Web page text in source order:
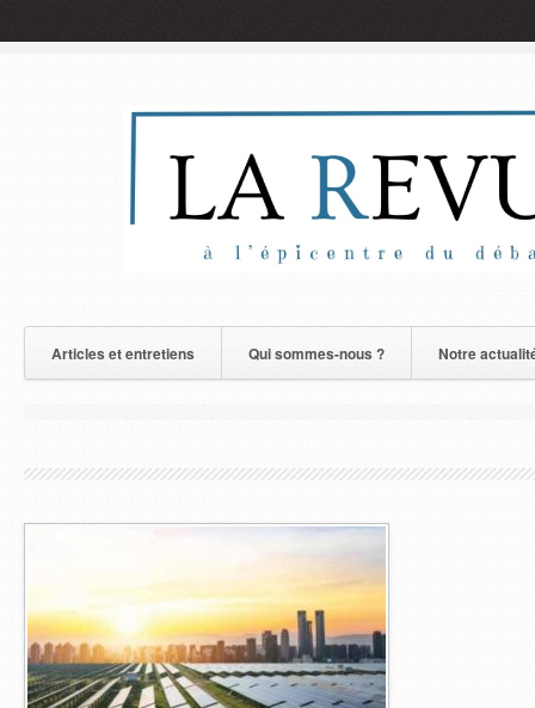
Articles et entretiens Qui sommes-nous ? Notre